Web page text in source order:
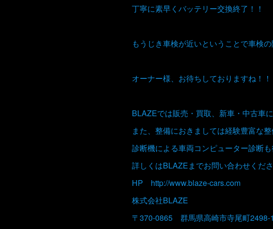
丁寧に素早くバッテリー交換終了！！
もうじき車検が近いということで車検
オーナー様、お待ちしておりますね！！
BLAZEでは販売・買取、新車・中古車
また、整備におきましては経験豊富な
診断機による車両コンピューター診断も
詳しくはBLAZEまでお問い合わせくださ
HP http://www.blaze-cars.com
株式会社BLAZE
〒370-0865 群馬県高崎市寺尾町2498-1